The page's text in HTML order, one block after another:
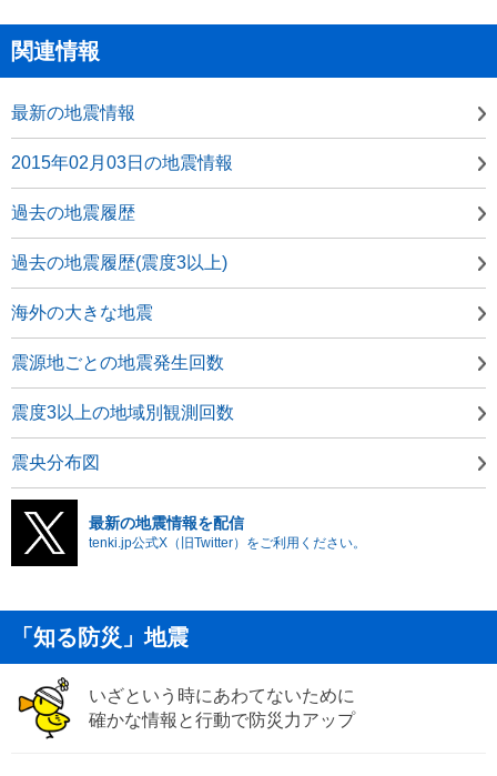
関連情報
最新の地震情報
2015年02月03日の地震情報
過去の地震履歴
過去の地震履歴(震度3以上)
海外の大きな地震
震源地ごとの地震発生回数
震度3以上の地域別観測回数
震央分布図
最新の地震情報を配信
tenki.jp公式X（旧Twitter）をご利用ください。
「知る防災」地震
いざという時にあわてないために
確かな情報と行動で防災力アップ